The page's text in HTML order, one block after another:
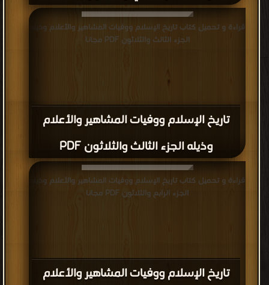
تاريخ الإسلام ووفيات المشاهير والأعلام
وذيله الجزء الثالث والثلاثون PDF
قراءة و تحميل كتاب تاريخ الإسلام ووفيات المشاهير والأعلام وذيله
الجزء الثالث والثلاثون PDF مجانا
تاريخ الإسلام ووفيات المشاهير والأعلام
قراءة و تحميل كتاب تاريخ الإسلام ووفيات المشاهير والأعلام وذيله
الجزء الرابع والثلاثون PDF مجانا